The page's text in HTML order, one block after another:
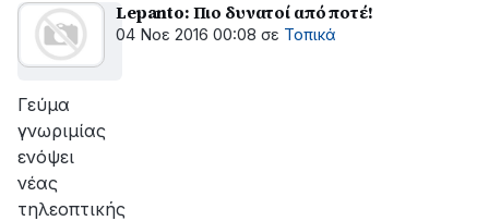
Lepanto: Πιο δυνατοί από ποτέ!
04 Νοε 2016 00:08 σε Τοπικά
Γεύμα
γνωριμίας
ενόψει
νέας
τηλεοπτικής